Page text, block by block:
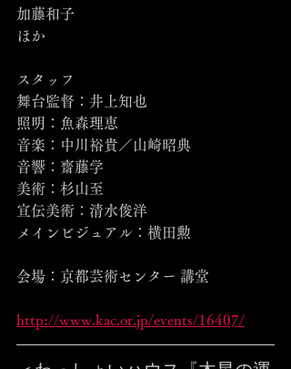
加藤和子
ほか
スタッフ
舞台監督：井上知也
照明：魚森理恵
音楽：中川裕貴／山崎昭典
音響：齋藤学
美術：杉山至
宣伝美術：清水俊洋
メインビジュアル：横田勲
会場：京都芸術センター 講堂
http://www.kac.or.jp/events/16407/